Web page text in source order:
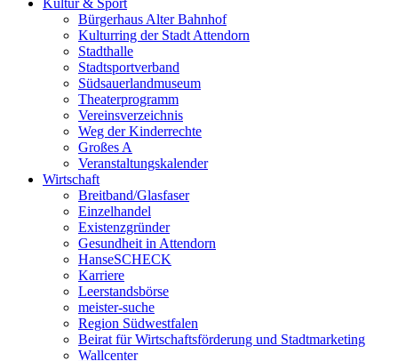
Kultur & Sport
Bürgerhaus Alter Bahnhof
Kulturring der Stadt Attendorn
Stadthalle
Stadtsportverband
Südsauerlandmuseum
Theaterprogramm
Vereinsverzeichnis
Weg der Kinderrechte
Großes A
Veranstaltungskalender
Wirtschaft
Breitband/Glasfaser
Einzelhandel
Existenzgründer
Gesundheit in Attendorn
HanseSCHECK
Karriere
Leerstandsbörse
meister-suche
Region Südwestfalen
Beirat für Wirtschaftsförderung und Stadtmarketing
Wallcenter